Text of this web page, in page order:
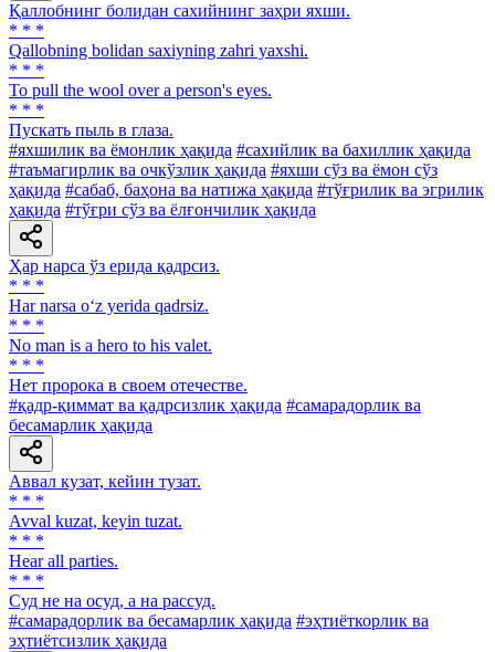
Қаллобнинг болидан сахийнинг заҳри яхши.
* * *
Qallobning bolidan saxiyning zahri yaxshi.
* * *
То pull the wool over a person's eyes.
* * *
Пускать пыль в глаза.
#яхшилик ва ёмонлик ҳақида #сахийлик ва бахиллик ҳақида
#таъмагирлик ва очкўзлик ҳақида #яхши сўз ва ёмон сўз
ҳақида #сабаб, баҳона ва натижа ҳақида #тўғрилик ва эгрилик
ҳақида #тўғри сўз ва ёлғончилик ҳақида
Ҳар нарса ўз ерида қадрсиз.
* * *
Har narsa o‘z yerida qadrsiz.
* * *
No man is a hero to his valet.
* * *
Нет пророка в своем отечестве.
#қадр-қиммат ва қадрсизлик ҳақида #самарадорлик ва
бесамарлик ҳақида
Аввал кузат, кейин тузат.
* * *
Avval kuzat, keyin tuzat.
* * *
Hear all parties.
* * *
Суд не на осуд, а на рассуд.
#самарадорлик ва бесамарлик ҳақида #эҳтиёткорлик ва
эҳтиётсизлик ҳақида